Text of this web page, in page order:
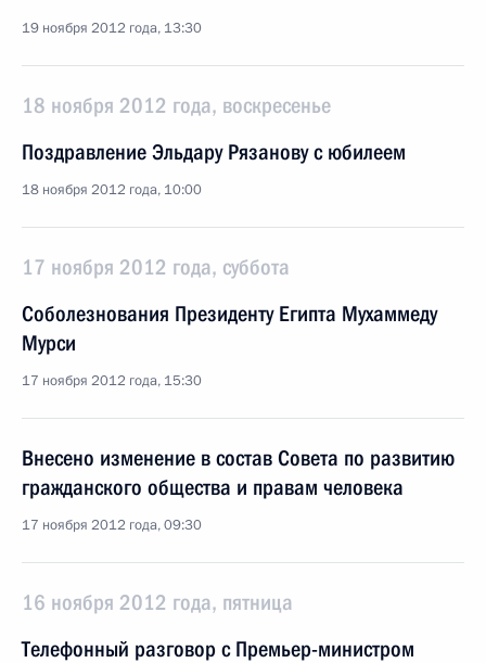
19 ноября 2012 года, 13:30
18 ноября 2012 года, воскресенье
Поздравление Эльдару Рязанову с юбилеем
18 ноября 2012 года, 10:00
17 ноября 2012 года, суббота
Соболезнования Президенту Египта Мухаммеду
Мурси
17 ноября 2012 года, 15:30
Внесено изменение в состав Совета по развитию
гражданского общества и правам человека
17 ноября 2012 года, 09:30
16 ноября 2012 года, пятница
Телефонный разговор с Премьер-министром